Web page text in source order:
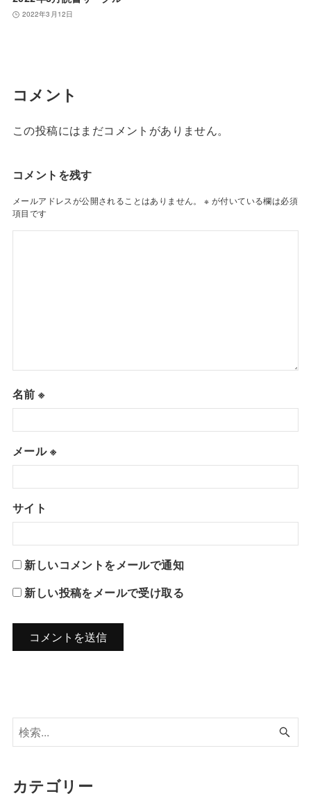
2022年3月12日
コメント
この投稿にはまだコメントがありません。
コメントを残す
メールアドレスが公開されることはありません。 ※ が付いている欄は必須
項目です
名前※
メール※
サイト
新しいコメントをメールで通知
新しい投稿をメールで受け取る
カテゴリー